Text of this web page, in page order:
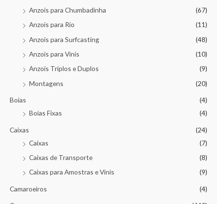
Anzois para Chumbadinha
(67)
Anzois para Rio
(11)
Anzois para Surfcasting
(48)
Anzois para Vinis
(10)
Anzois Triplos e Duplos
(9)
Montagens
(20)
Boias
(4)
Boias Fixas
(4)
Caixas
(24)
Caixas
(7)
Caixas de Transporte
(8)
Caixas para Amostras e Vinis
(9)
Camaroeiros (4)